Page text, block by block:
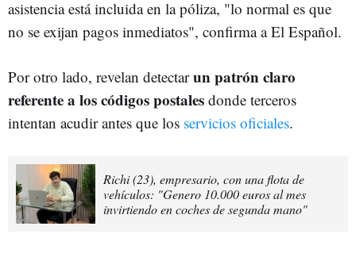
asistencia está incluida en la póliza, "lo normal es que
no se exijan pagos inmediatos", confirma a El Español.
Por otro lado, revelan detectarun patrón claro
referente a los códigos postales donde terceros
intentan acudir antes que los servicios oficiales.
Richi (23), empresario, con una flota de
vehículos: "Genero 10.000 euros al mes
invirtiendo en coches de segunda mano"